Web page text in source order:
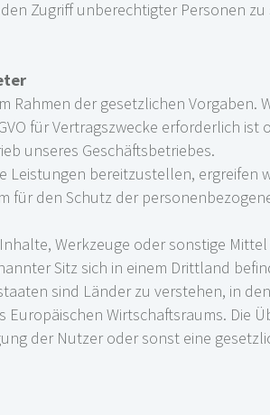
Zugriff unberechtigter Personen zu
Rahmen der gesetzlichen
für Vertragszwecke erforderlich
unseres Geschäftsbetriebes.
Leistungen bereitzustellen,
für den Schutz der
Werkzeuge oder sonstige
Sitz sich in einem Drittland
sind Länder zu verstehen, in
Wirtschaftsraums.
der Nutzer oder sonst eine